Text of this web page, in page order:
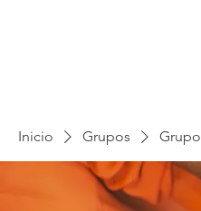
Inicio Grupos Grupo